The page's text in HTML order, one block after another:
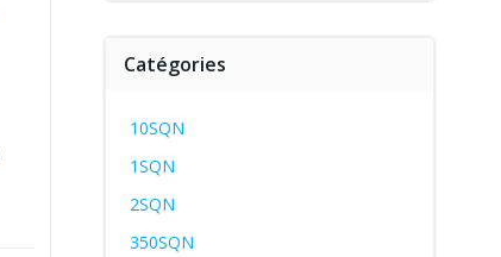
Catégories
10SQN
1SQN
2SQN
350SQN